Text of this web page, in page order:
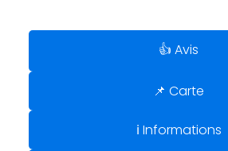
👍 Avis
📌 Carte
ℹ️ Informations